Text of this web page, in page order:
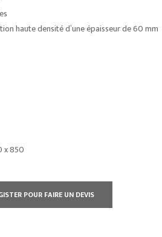
haute densité d’une épaisseur de 60 mm
x 850
POUR FAIRE UN DEVIS